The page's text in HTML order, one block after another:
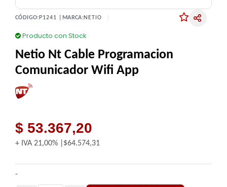
CÓDIGO: P1241 | MARCA:NETIO
Producto con Stock
Netio Nt Cable Programacion
Comunicador Wifi App
$ 53.367,20
+ IVA 21,00% $64.574,31
-